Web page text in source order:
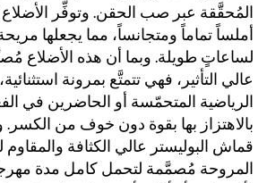
المُحقَّقة عبر صب الحقن. وتوفِّر الأضلاع
أملساً تماماً ومتجانساً، مما يجعلها
لساعاتٍ طويلة. وبما أن هذه الأضلاع
عالي التأثير، فهي تتمتَّع بمرونة
الرياضية المتحمّسة أو الحاضرين في
بالاهتزاز بها بقوة دون خوف من الكسر.
قماش البوليستر عالي الكثافة والمقاوم
المروحة مُصمَّمة لتحمل كامل مدة